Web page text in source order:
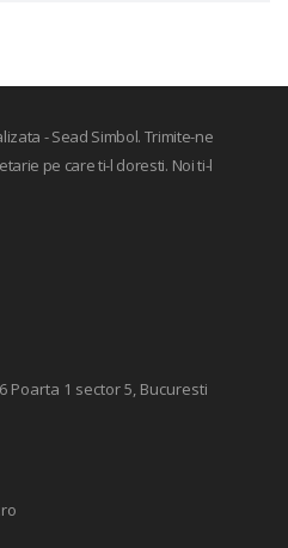
- Sead Simbol. Trimite-ne
pe care ti-l doresti. Noi ti-l
Poarta 1 sector 5, Bucuresti